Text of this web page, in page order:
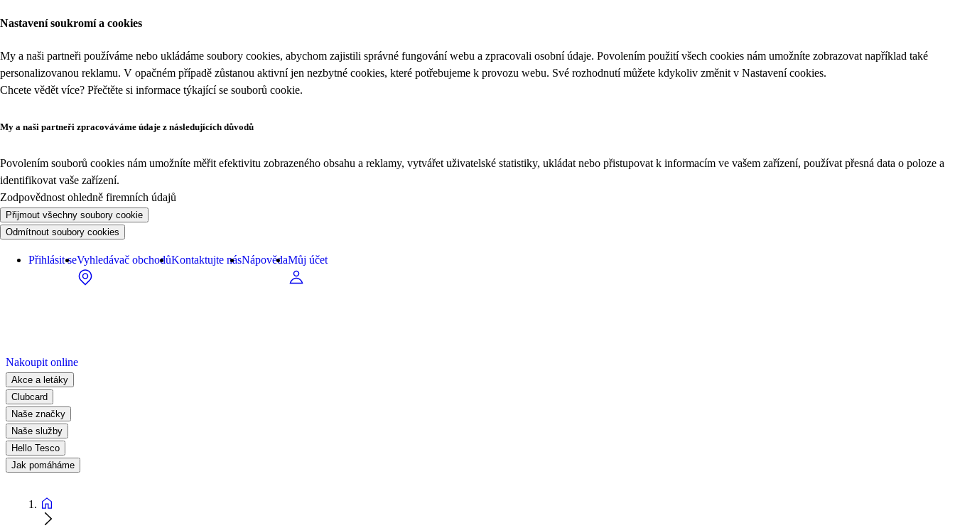
Nastavení soukromí a cookies
My a naši partneři používáme nebo ukládáme soubory cookies, abychom zajistili správné fungování webu a zpracovali osobní údaje. Povolením použití všech cookies nám umožníte zobrazovat například také
personalizovanou reklamu. V opačném případě zůstanou aktivní jen nezbytné cookies, které potřebujeme k provozu webu. Své rozhodnutí můžete kdykoliv změnit v Nastavení cookies.
Chcete vědět více? Přečtěte si informace týkající se souborů cookie.
My a naši partneři zpracováváme údaje z následujících důvodů
Povolením souborů cookies nám umožníte měřit efektivitu zobrazeného obsahu a reklamy, vytvářet uživatelské statistiky, ukládat nebo přistupovat k informacím ve vašem zařízení, používat přesná data o poloze a
identifikovat vaše zařízení.
Zodpovědnost ohledně firemních údajů
Přijmout všechny soubory cookie
Odmítnout soubory cookies
Přihlásit seVyhledávač obchodůKontaktujte násNápovědaMůj účet
Nakoupit online
Akce a letáky
Clubcard
Naše značky
Naše služby
Hello Tesco
Jak pomáháme